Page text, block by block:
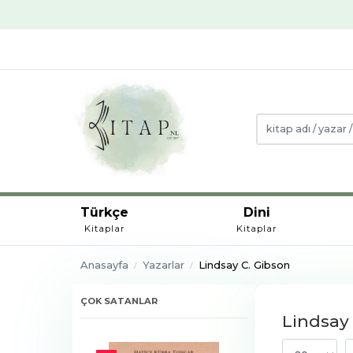
Türkçe
Kitaplar
Dini
Kitaplar
Anasayfa Yazarlar Lindsay C. Gibson
ÇOK SATANLAR
Lindsay